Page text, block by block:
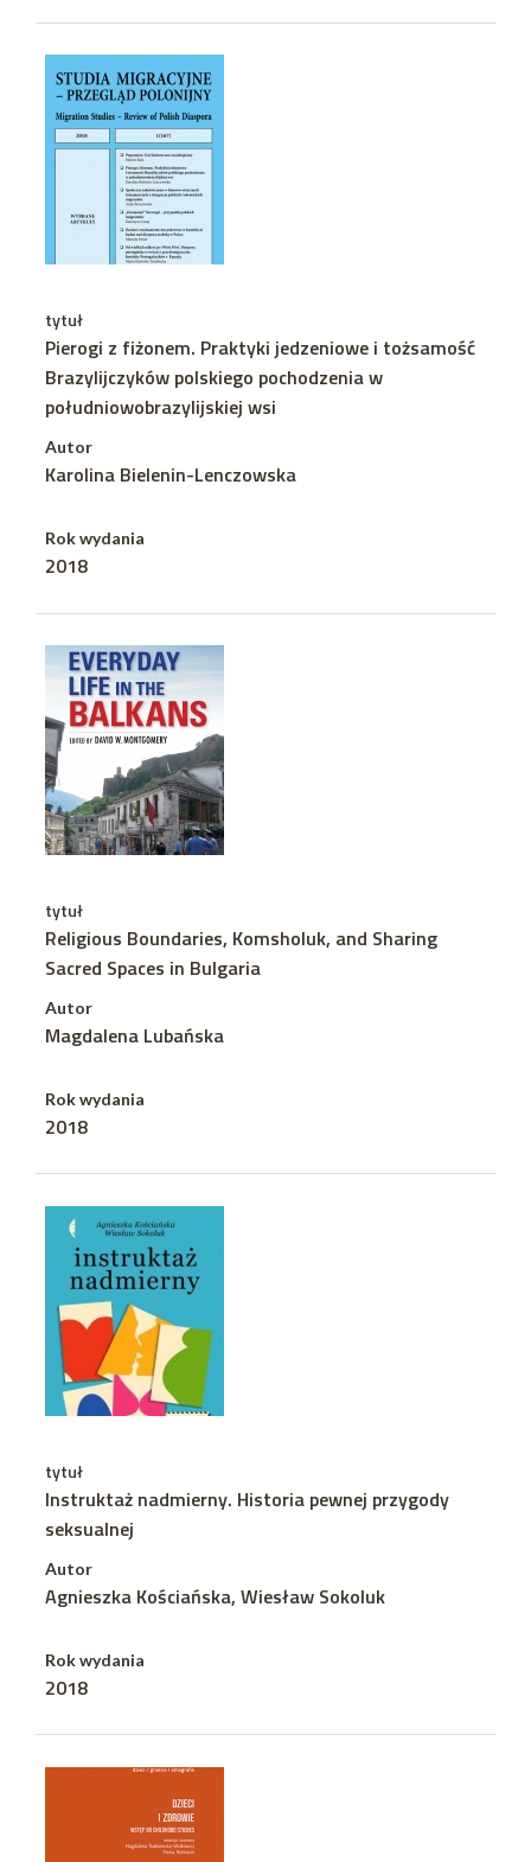
tytuł
Pierogi z fiżonem. Praktyki jedzeniowe i tożsamość
Brazylijczyków polskiego pochodzenia w
południowobrazylijskiej wsi
Autor
Karolina Bielenin-Lenczowska
Rok wydania
2018
tytuł
Religious Boundaries, Komsholuk, and Sharing
Sacred Spaces in Bulgaria
Autor
Magdalena Lubańska
Rok wydania
2018
tytuł
Instruktaż nadmierny. Historia pewnej przygody
seksualnej
Autor
Agnieszka Kościańska, Wiesław Sokoluk
Rok wydania
2018